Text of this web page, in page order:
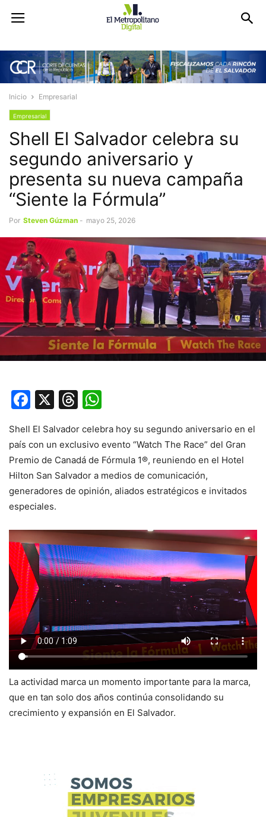
Inicio Empresarial
Empresarial
Shell El Salvador celebra su
segundo aniversario y
presenta su nueva campaña
“Siente la Fórmula”
Por Steven Gúzman - mayo 25, 2026
Facebook
X Threads
Shell El Salvador celebra hoy su segundo aniversario en el
país con un exclusivo evento “Watch The Race” del Gran
Premio de Canadá de Fórmula 1®, reuniendo en el Hotel
Hilton San Salvador a medios de comunicación,
generadores de opinión, aliados estratégicos e invitados
especiales.
La actividad marca un momento importante para la marca,
que en tan solo dos años continúa consolidando su
crecimiento y expansión en El Salvador.